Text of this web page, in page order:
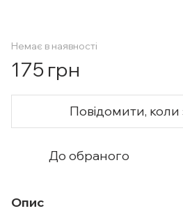
Немає в наявності
175 грн
Повідомити, коли
До обраного
Опис